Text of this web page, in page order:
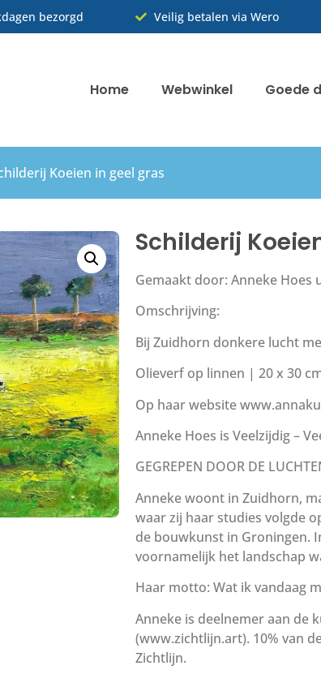
bezorgd Veilig betalen via Wero
Home Webwinkel Goede
Koeien in geel gras
Schilderij
Gemaakt door: Anneke Hoes
Omschrijving:
Bij Zuidhorn donkere lucht
Olieverf op linnen | 20 x 30
Op haar website
Anneke Hoes is Veelzijdig –
GEGREPEN DOOR DE
Anneke woont in Zuidhorn,
waar zij haar studies volgde
de bouwkunst in Groningen.
voornamelijk het landschap
Haar motto: Wat ik vandaag
Anneke is deelnemer aan de
(www.zichtlijn.art). 10% van
Zichtlijn.